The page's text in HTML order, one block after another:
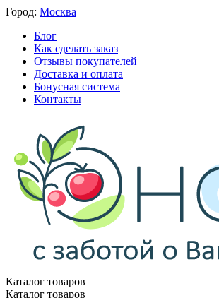
Город: Москва
Блог
Как сделать заказ
Отзывы покупателей
Доставка и оплата
Бонусная система
Контакты
Каталог товаров
Каталог товаров